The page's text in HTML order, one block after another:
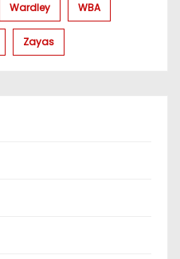
Wardley WBA
Zayas